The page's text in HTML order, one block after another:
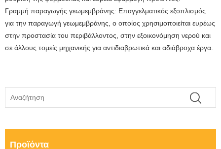
Γραμμή παραγωγής γεωμεμβράνης: Επαγγελματικός εξοπλισμός
για την παραγωγή γεωμεμβράνης, ο οποίος χρησιμοποιείται ευρέως
στην προστασία του περιβάλλοντος, στην εξοικονόμηση νερού και
σε άλλους τομείς μηχανικής για αντιδιαβρωτικά και αδιάβροχα έργα.
Προϊόντα